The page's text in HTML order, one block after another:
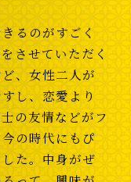
るのがすごく
させていただく
、女性二人が
し、恋愛より
の友情などがフ
の時代にもぴ
た。中身がぜ